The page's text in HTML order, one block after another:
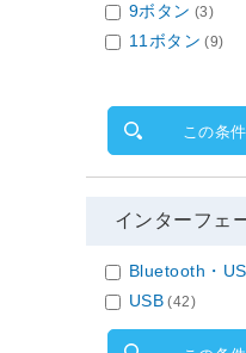
9ボタン (3)
11ボタン (9)
この条
インターフェ
Bluetooth・
USB (42)